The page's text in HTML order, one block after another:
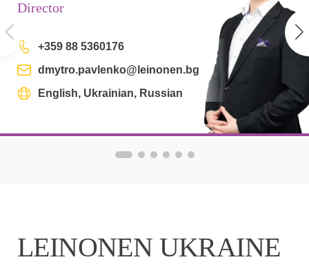
Director
+359 88 5360176
dmytro.pavlenko@leinonen.bg
English, Ukrainian, Russian
LEINONEN UKRAINE